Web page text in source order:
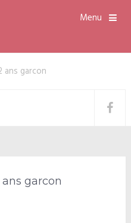
Menu
garcon
garcon